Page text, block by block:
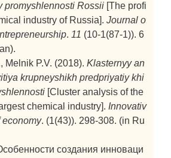
promyshlennosti Rossii [The profi
industry of Russia]. Journal o
. 11 (10-1(87-1)). 6
Melnik P.V. (2018). Klasternyy an
krupneyshikh predpriyatiy khi
[Cluster analysis of the
chemical industry]. Innovativ
economy. (1(43)). 298-308. (in Ru
создания инноваци